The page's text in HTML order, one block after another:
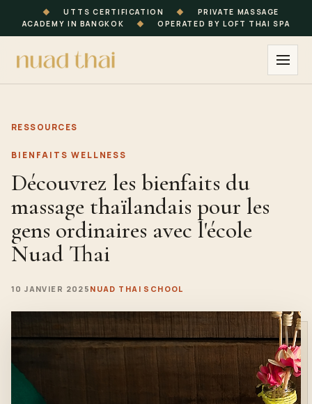
◆ UTTS CERTIFICATION ◆
PRIVATE MASSAGE
ACADEMY IN BANGKOK
◆ OPERATED BY LOFT THAI SPA
RESSOURCES
BIENFAITS WELLNESS
Découvrez les bienfaits du
massage thaïlandais pour les
gens ordinaires avec l'école
Nuad Thai
10 JANVIER 2025 NUAD THAI SCHOOL